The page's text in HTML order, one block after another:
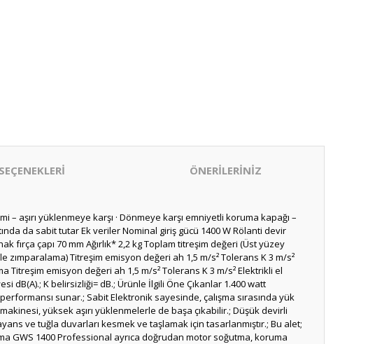
ÖNERİLERİNİZ
aşırı yüklenmeye karşı · Dönmeye karşı emniyetli koruma kapağı –
da sabit tutar Ek veriler Nominal giriş gücü 1400 W Rölanti devir
fırça çapı 70 mm Ağırlık* 2,2 kg Toplam titreşim değeri (Üst yüzey
zımparalama) Titreşim emisyon değeri ah 1,5 m/s² Tolerans K 3 m/s²
Titreşim emisyon değeri ah 1,5 m/s² Tolerans K 3 m/s² Elektrikli el
dB(A).; K belirsizliği= dB.; Ürünle İlgili Öne Çıkanlar 1.400 watt
sunar.; Sabit Elektronik sayesinde, çalışma sırasında yük
yüksek aşırı yüklenmelerle de başa çıkabilir.; Düşük devirli
ve tuğla duvarları kesmek ve taşlamak için tasarlanmıştır.; Bu alet;
GWS 1400 Professional ayrıca doğrudan motor soğutma, koruma